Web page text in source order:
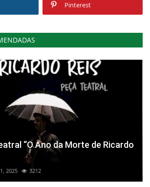
Pinterest
“O Ano da Morte de Ricardo
2025 3212